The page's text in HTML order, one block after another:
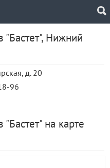
"Бастет", Нижний
д. 20
96
на карте